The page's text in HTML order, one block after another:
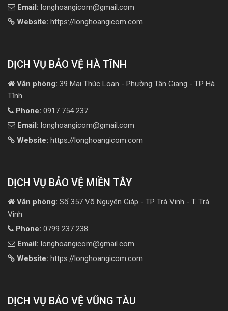
Email: longhoangicom@gmail.com
Website: https://longhoangicom.com
DỊCH VỤ BẢO VỆ HÀ TĨNH
Văn phòng: 39 Mai Thúc Loan - Phường Tân Giang - TP Hà
Tĩnh
Phone: 0917 754 237
Email: longhoangicom@gmail.com
Website: https://longhoangicom.com
DỊCH VỤ BẢO VỆ MIỀN TÂY
Văn phòng: Số 357 Võ Nguyên Giáp - TP Trà Vinh - T. Trà
Vinh
Phone: 0799 237 238
Email: longhoangicom@gmail.com
Website: https://longhoangicom.com
DỊCH VỤ BẢO VỆ VŨNG TÀU